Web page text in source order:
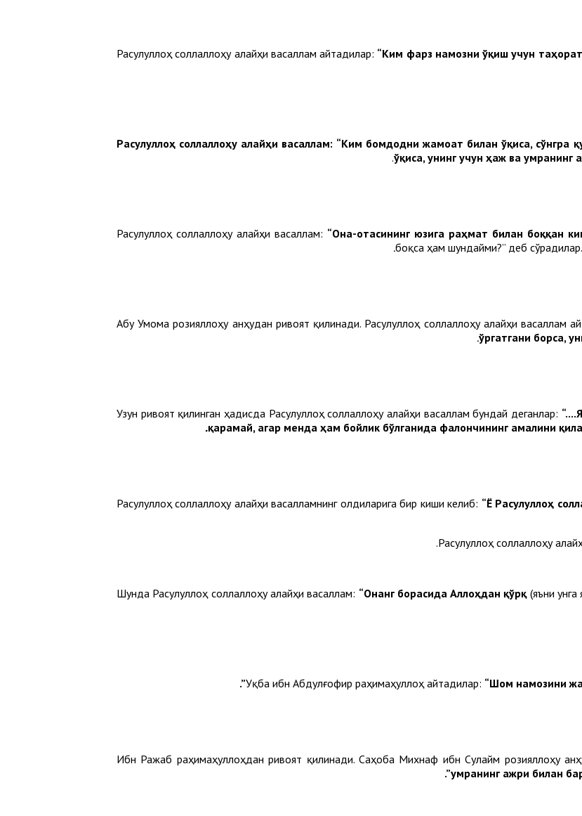
Расулуллоҳ соллаллоҳу алайҳи васаллам айтадилар: “Ким фарз намозни ўқиш учун
Расулуллоҳ соллаллоҳу алайҳи васаллам: “Ким бомдодни жамоат билан ўқиса, сўнгра
ўқиса, унинг учун ҳаж ва умранинг
.
Расулуллоҳ соллаллоҳу алайҳи васаллам: “Она-отасининг юзига раҳмат билан боққан
боқса ҳам шундайми?” деб сўрадилар.
Абу Умома розияллоҳу анҳудан ривоят қилинади. Расулуллоҳ соллаллоҳу алайҳи васаллам
ўргатгани борса,
Узун ривоят қилинган ҳадисда Расулуллоҳ соллаллоҳу алайҳи васаллам бундай деганлар:
қарамай, агар менда ҳам бойлик бўлганида фалончининг амалини
.
Расулуллоҳ соллаллоҳу алайҳи васалламнинг олдиларига бир киши келиб: “Ё Расулуллоҳ
Расулуллоҳ соллаллоҳу
Шунда Расулуллоҳ соллаллоҳу алайҳи васаллам: “Онанг борасида Аллоҳдан қўрқ(яъни унга
Уқба ибн Абдулғофир раҳимаҳуллоҳ айтадилар: “Шом намозини
Ибн Ражаб раҳимаҳуллоҳдан ривоят қилинади. Саҳоба Михнаф ибн Сулайм розияллоҳу
умранинг ажри билан